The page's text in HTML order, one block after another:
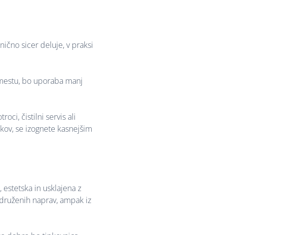
sicer deluje, v praksi
bo uporaba manj
čistilni servis ali
se izognete kasnejšim
in usklajena z
naprav, ampak iz